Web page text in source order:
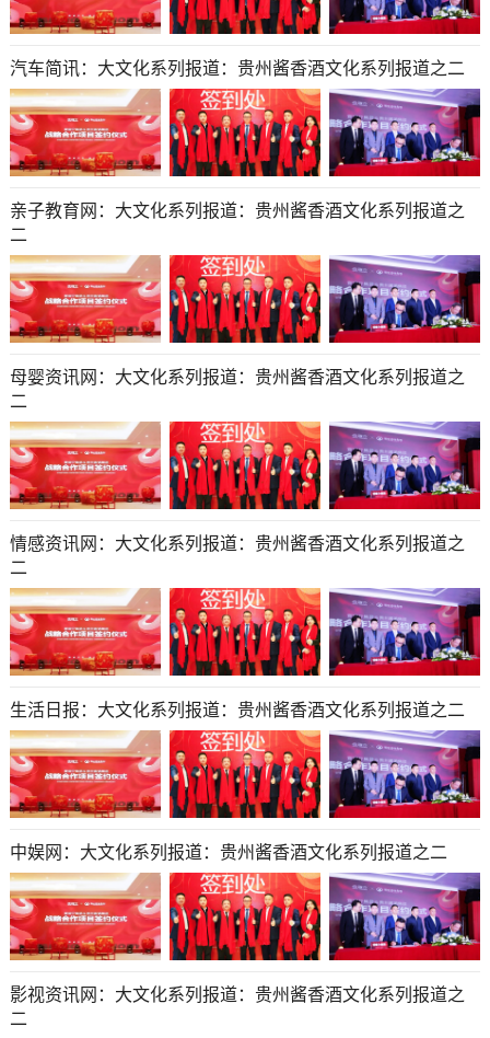
汽车简讯：大文化系列报道：贵州酱香酒文化系列报道之二
亲子教育网：大文化系列报道：贵州酱香酒文化系列报道之
二
母婴资讯网：大文化系列报道：贵州酱香酒文化系列报道之
二
情感资讯网：大文化系列报道：贵州酱香酒文化系列报道之
二
生活日报：大文化系列报道：贵州酱香酒文化系列报道之二
中娱网：大文化系列报道：贵州酱香酒文化系列报道之二
影视资讯网：大文化系列报道：贵州酱香酒文化系列报道之
二